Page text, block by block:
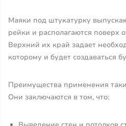
Маяки под штукатурку
рейки и располагаются поверх
Верхний их край задает
которому и будет создаваться
Преимущества применения
Они заключаются в том, что: